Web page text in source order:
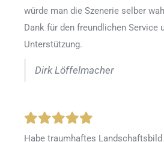
würde man die Szenerie selber
Dank für den freundlichen Service
Unterstützung.
Dirk Löffelmacher
Habe traumhaftes